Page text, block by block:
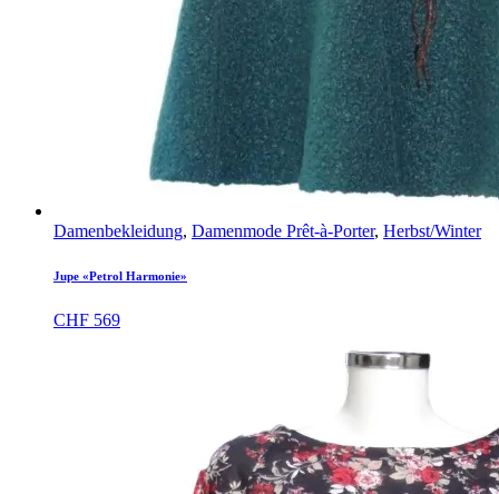
Damenbekleidung, Damenmode Prêt-à-Porter, Herbst/Winter
Jupe «Petrol Harmonie»
CHF 569